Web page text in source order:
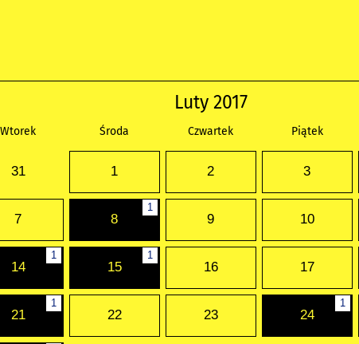
Luty 2017
Wtorek Środa Czwartek Piątek
31 1 2 3
7
1
8 9 10
1
14
1
15 16 17
1
21 22 23
1
24